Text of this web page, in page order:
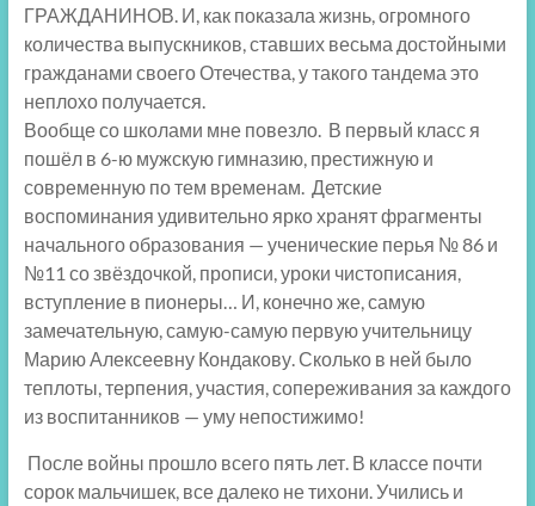
ГРАЖДАНИНОВ. И, как показала жизнь, огромного
количества выпускников, ставших весьма достойными
гражданами своего Отечества, у такого тандема это
неплохо получается.
Вообще со школами мне повезло. В первый класс я
пошёл в 6-ю мужскую гимназию, престижную и
современную по тем временам. Детские
воспоминания удивительно ярко хранят фрагменты
начального образования — ученические перья № 86 и
№11 со звёздочкой, прописи, уроки чистописания,
вступление в пионеры… И, конечно же, самую
замечательную, самую-самую первую учительницу
Марию Алексеевну Кондакову. Сколько в ней было
теплоты, терпения, участия, сопереживания за каждого
из воспитанников — уму непостижимо!
После войны прошло всего пять лет. В классе почти
сорок мальчишек, все далеко не тихони. Учились и